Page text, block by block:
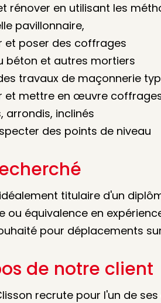
rénover en utilisant les
pavillonnaire,
et poser des coffrages
béton et autres mortiers
travaux de maçonnerie
et mettre en œuvre
arrondis, inclinés
des points de niveau
titulaire d'un
ou équivalence en
pour déplacements
de notre client
Clisson recrute pour l'un de